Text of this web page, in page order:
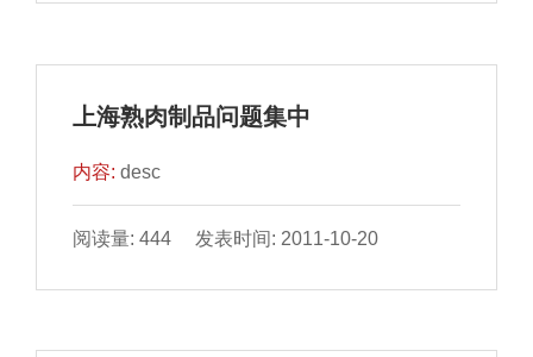
上海熟肉制品问题集中
内容:desc
阅读量: 444 发表时间: 2011-10-20